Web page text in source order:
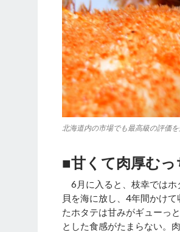
北海道内の市場でも最高級の評価
■甘くて肉厚む
6月に入ると、枝幸ではホ
貝を海に放し、4年間かけ
たホタテは甘みがギューっ
とした食感がたまらない。